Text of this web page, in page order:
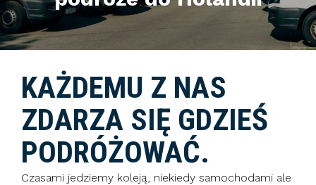
KAŻDEMU Z NAS
ZDARZA SIĘ GDZIEŚ
PODRÓŻOWAĆ.
Czasami jedziemy koleją, niekiedy samochodami ale